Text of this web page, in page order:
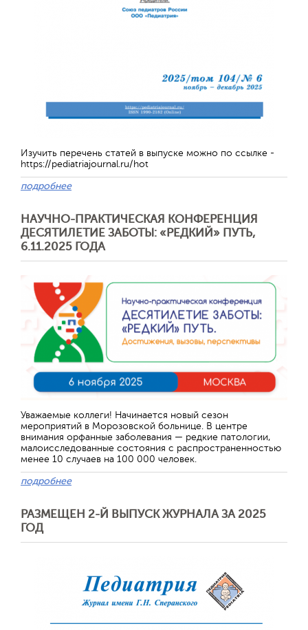
Изучить перечень статей в выпуске можно по ссылке -
https://pediatriajournal.ru/hot
подробнее
НАУЧНО-ПРАКТИЧЕСКАЯ КОНФЕРЕНЦИЯ
ДЕСЯТИЛЕТИЕ ЗАБОТЫ: «РЕДКИЙ» ПУТЬ,
6.11.2025 ГОДА
Уважаемые коллеги! Начинается новый сезон
мероприятий в Морозовской больнице. В центре
внимания орфанные заболевания — редкие патологии,
малоисследованные состояния с распространенностью
менее 10 случаев на 100 000 человек.
подробнее
РАЗМЕЩЕН 2-Й ВЫПУСК ЖУРНАЛА ЗА 2025
ГОД